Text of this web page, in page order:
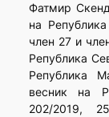
Фатмир
на
член 27 и
Република
Република
весник на
202/2019,